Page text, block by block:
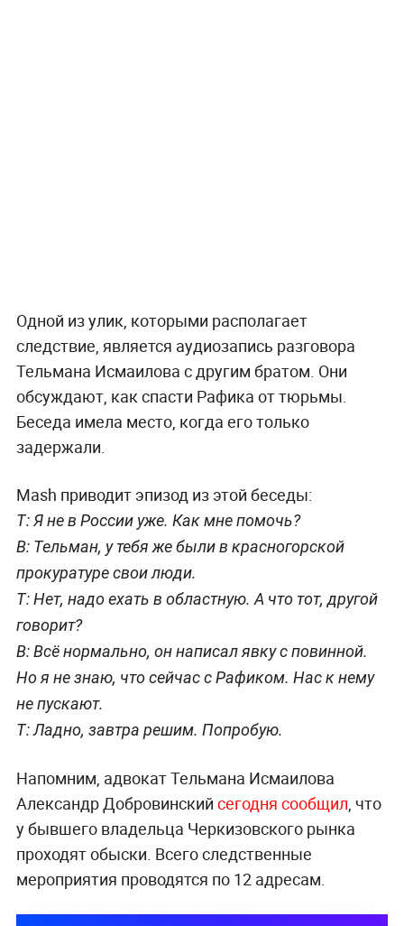
Одной из улик, которыми располагает
следствие, является аудиозапись разговора
Тельмана Исмаилова с другим братом. Они
обсуждают, как спасти Рафика от тюрьмы.
Беседа имела место, когда его только
задержали.
Mash приводит эпизод из этой беседы:
Т: Я не в России уже. Как мне помочь?
В: Тельман, у тебя же были в красногорской
прокуратуре свои люди.
Т: Нет, надо ехать в областную. А что тот, другой
говорит?
В: Всё нормально, он написал явку с повинной.
Но я не знаю, что сейчас с Рафиком. Нас к нему
не пускают.
Т: Ладно, завтра решим. Попробую.
Напомним, адвокат Тельмана Исмаилова
Александр Добровинский сегодня сообщил, что
у бывшего владельца Черкизовского рынка
проходят обыски. Всего следственные
мероприятия проводятся по 12 адресам.